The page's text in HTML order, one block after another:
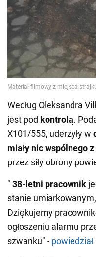
Według Oleksandra
jest pod kontrolą.
X101/555, uderzyły w
miały nic wspólnego
przez siły obrony
" 38-letni pracownik
stanie umiarkowanym,
Dziękujemy
ogłoszeniu alarmu
szwanku" - powiedział